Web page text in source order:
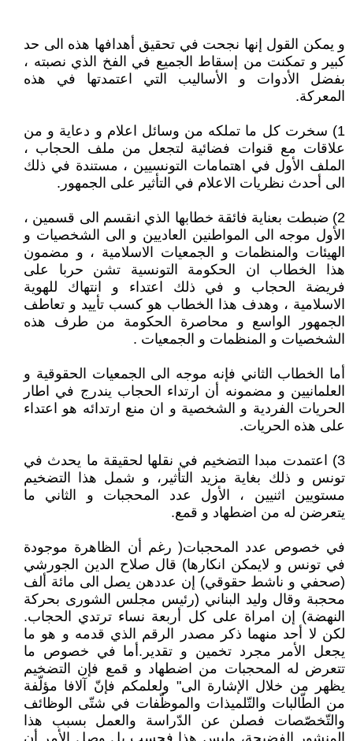
و يمكن القول إنها نجحت في تحقيق أهدافها هذه الى حد
كبير و تمكنت من إسقاط الجميع في الفخ الذي نصبته ،
بفضل الأدوات و الأساليب التي اعتمدتها في هذه
المعركة.
1) سخرت كل ما تملكه من وسائل اعلام و دعاية و من
علاقات مع قنوات فضائية لتجعل من ملف الحجاب ،
الملف الأول في اهتمامات التونسيين ، مستندة في ذلك
الى أحدث نظريات الاعلام في التأثير على الجمهور.
2) ضبطت بعناية فائقة خطابها الذي انقسم الى قسمين ،
الأول موجه الى المواطنين العاديين و الى الشخصيات و
الهيئات والمنظمات و الجمعيات الاسلامية ، و مضمون
هذا الخطاب ان الحكومة التونسية تشن حربا على
فريضة الحجاب و في ذلك اعتداء و انتهاك للهوية
الاسلامية ، وهدف هذا الخطاب هو كسب تأييد و تعاطف
الجمهور الواسع و محاصرة الحكومة من طرف هذه
الشخصيات و المنظمات و الجمعيات .
أما الخطاب الثاني فإنه موجه الى الجمعيات الحقوقية و
العلمانيين و مضمونه أن ارتداء الحجاب يندرج في اطار
الحريات الفردية و الشخصية و ان منع ارتدائه هو اعتداء
على هذه الحريات.
3) اعتمدت مبدا التضخيم في نقلها لحقيقة ما يحدث في
تونس و ذلك بغاية مزيد التأثير، و شمل هذا التضخيم
مستويين اثنيين ، الأول عدد المحجبات و الثاني ما
يتعرضن له من اضطهاد و قمع.
في خصوص عدد المحجبات( رغم أن الظاهرة موجودة
في تونس و لايمكن انكارها) قال صلاح الدين الجورشي
(صحفي و ناشط حقوقي) إن عددهن يصل الى مائة ألف
محجبة وقال وليد البناني (رئيس مجلس الشورى بحركة
النهضة) إن امراة على كل أربعة نساء ترتدي الحجاب.
لكن لا أحد منهما ذكر مصدر الرقم الذي قدمه و هو ما
يجعل الأمر مجرد تخمين و تقدير.أما في خصوص ما
تتعرض له المحجبات من اضطهاد و قمع فإن التضخيم
يظهر من خلال الإشارة الى" ولعلمكم فإنّ آلافا مؤلّفة
من الطّالبات والتّلميذات والموظّفات في شتّى الوظائف
والتّخصّصات فصلن عن الدّراسة والعمل بسبب هذا